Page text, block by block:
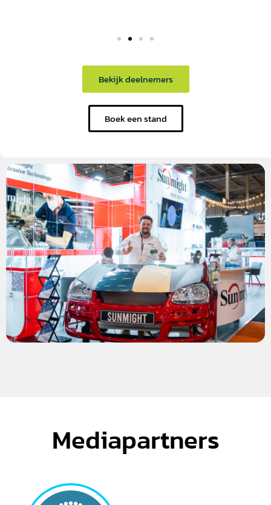
Bekijk deelnemers
Boek een stand
Mediapartners